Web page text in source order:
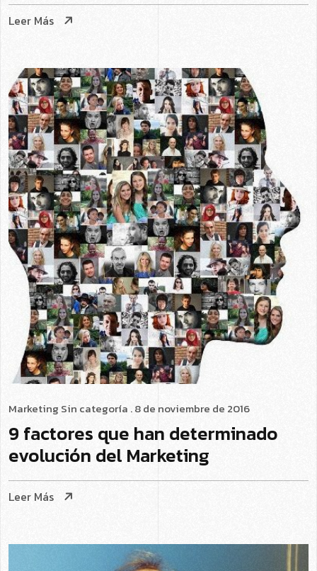
Leer Más
Marketing Sin categoría . 8 de noviembre de 2016
9 factores que han determinado
evolución del Marketing
Leer Más